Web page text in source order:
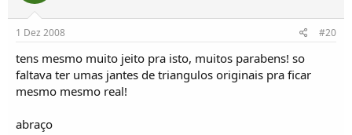
1 Dez 2008 #20
tens mesmo muito jeito pra isto, muitos parabens! so
faltava ter umas jantes de triangulos originais pra ficar
mesmo mesmo real!
abraço